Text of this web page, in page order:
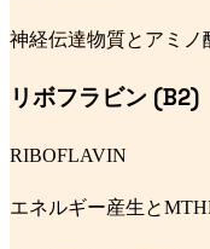
神経伝達物質とアミノ
リボフラビン (B2)
RIBOFLAVIN
エネルギー産生と